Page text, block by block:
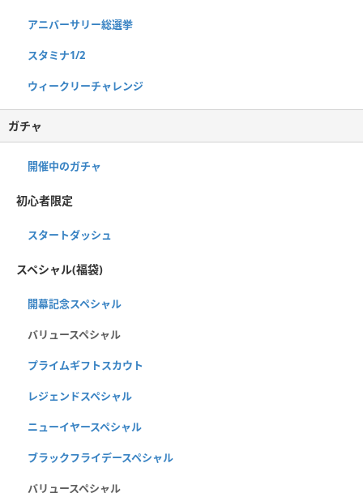
アニバーサリー総選挙
スタミナ1/2
ウィークリーチャレンジ
ガチャ
開催中のガチャ
初心者限定
スタートダッシュ
スペシャル(福袋)
開幕記念スペシャル
バリュースペシャル
プライムギフトスカウト
レジェンドスペシャル
ニューイヤースペシャル
ブラックフライデースペシャル
バリュースペシャル